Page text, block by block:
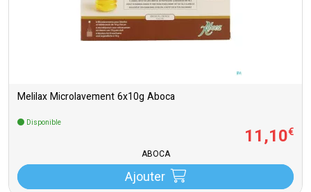
Melilax Microlavement 6x10g Aboca
Disponible
11,10€
ABOCA
Ajouter